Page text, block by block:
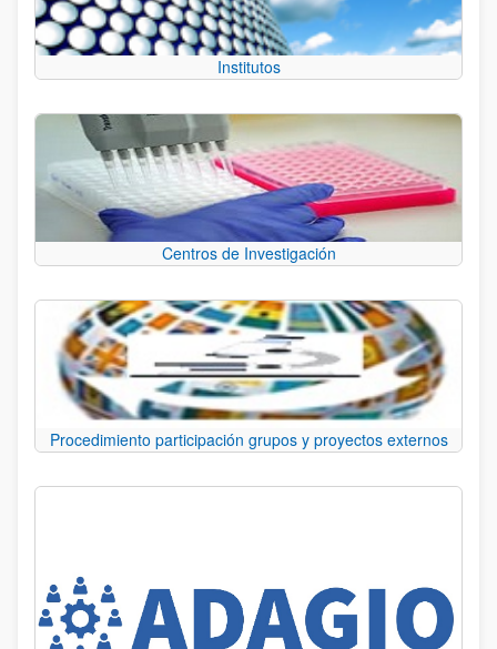
Institutos
Centros de Investigación
Procedimiento participación grupos y proyectos externos